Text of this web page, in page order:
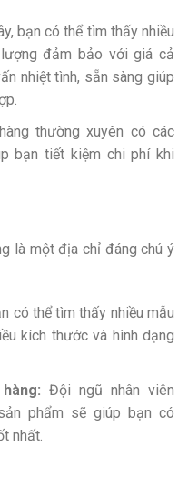
bạn có thể tìm thấy nhiều
đảm bảo với giá cả
nhiệt tình, sẵn sàng giúp
thường xuyên có các
bạn tiết kiệm chi phí khi
là một địa chỉ đáng chú ý
có thể tìm thấy nhiều mẫu
kích thước và hình dạng
Đội ngũ nhân viên
phẩm sẽ giúp bạn có
nhất.